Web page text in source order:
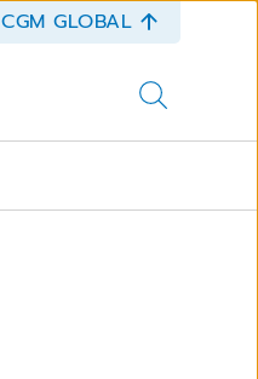
CGM GLOBAL